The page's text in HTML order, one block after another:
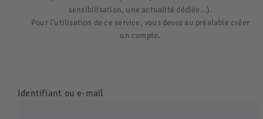
sensibilisation, une actualité dédiée…).
Pour l’utilisation de ce service, vous devez au préalable créer
un compte.
Identifiant ou e-mail